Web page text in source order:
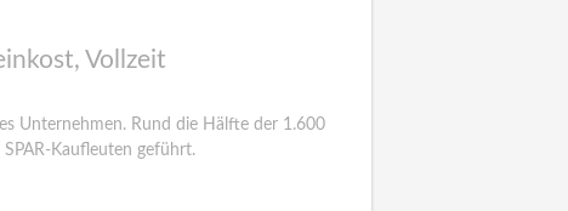
Vollzeit
Unternehmen. Rund die Hälfte der 1.600
Kaufleuten geführt.